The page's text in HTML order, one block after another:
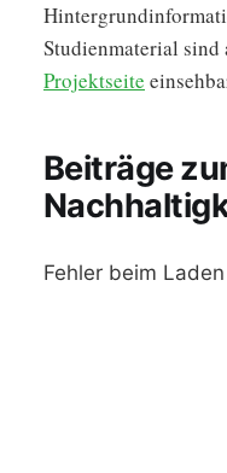
Studienmaterial sind
Projektseite
Beiträge
Fehler beim